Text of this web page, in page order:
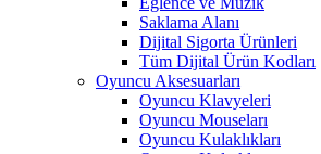
Saklama Alanı
Dijital Sigorta Ürünleri
Tüm Dijital Ürün Kodları
Oyuncu Aksesuarları
Oyuncu Klavyeleri
Oyuncu Mouseları
Oyuncu Kulaklıkları